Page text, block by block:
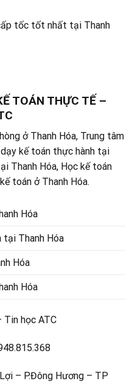
tốc tốt nhất tại Thanh
TOÁN THỰC TẾ –
ở Thanh Hóa, Trung tâm
kế toán thực hành tại
Thanh Hóa, Học kế toán
toán ở Thanh Hóa.
Hóa
tại Thanh Hóa
Hóa
Hóa
học ATC
– P.Đông Hương – TP